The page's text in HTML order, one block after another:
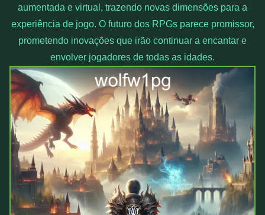
aumentada e virtual, trazendo novas dimensões para a
experiência de jogo. O futuro dos RPGs parece promissor,
prometendo inovações que irão continuar a encantar e
envolver jogadores de todas as idades.